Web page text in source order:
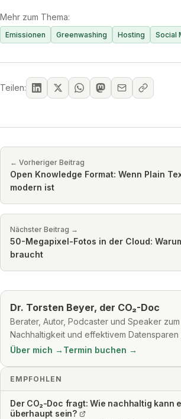
Mehr zum Thema:
Emissionen Greenwashing Hosting Social
Teilen:
← Vorheriger Beitrag
Open Knowledge Format: Wenn Plain
modern ist
Nächster Beitrag →
50-Megapixel-Fotos in der Cloud:
braucht
Dr. Torsten Beyer, der CO₂-Doc
Berater, Autor, Podcaster und Speaker
Nachhaltigkeit und effektivem Datensparen
Über mich → Termin buchen →
EMPFOHLEN
Der CO₂-Doc fragt: Wie nachhaltig kann
überhaupt sein?